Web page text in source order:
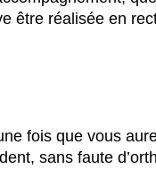
être réalisée en
fois que vous
sans faute